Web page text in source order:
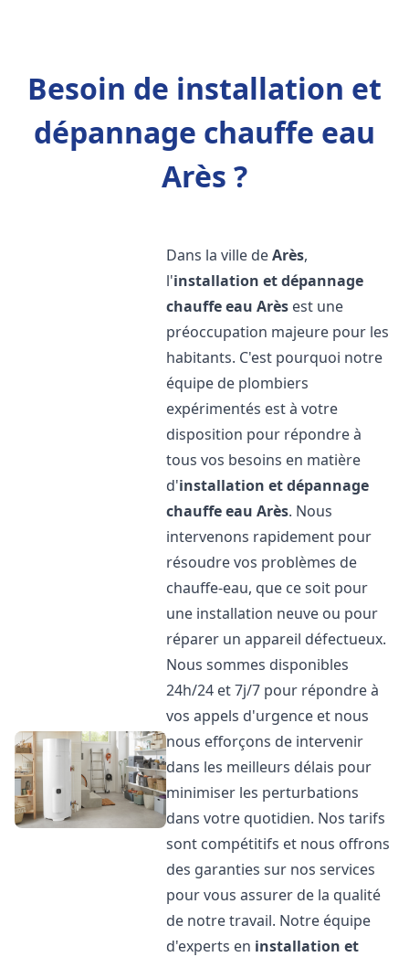
Besoin de installation et
dépannage chauffe eau
Arès ?
Dans la ville deArès,
l'installation et dépannage
chauffe eau Arès est une
préoccupation majeure pour les
habitants. C'est pourquoi notre
équipe de plombiers
expérimentés est à votre
disposition pour répondre à
tous vos besoins en matière
d'installation et dépannage
chauffe eau Arès. Nous
intervenons rapidement pour
résoudre vos problèmes de
chauffe-eau, que ce soit pour
une installation neuve ou pour
réparer un appareil défectueux.
Nous sommes disponibles
24h/24 et 7j/7 pour répondre à
vos appels d'urgence et nous
nous efforçons de intervenir
dans les meilleurs délais pour
minimiser les perturbations
dans votre quotidien. Nos tarifs
sont compétitifs et nous offrons
des garanties sur nos services
pour vous assurer de la qualité
de notre travail. Notre équipe
d'experts en installation et